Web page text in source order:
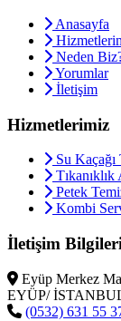
Anasayfa
Neden
Yorumlar
İletişim
Hizmetlerimiz
Su Kaçağı
Tıkanıklık
Petek
Kombi
İletişim Bilgileri
Eyüp Merkez
EYÜP/
(0532) 631 55